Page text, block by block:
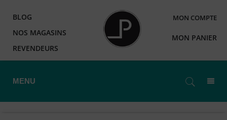
BLOG
NOS MAGASINS
REVENDEURS
MON COMPTE
MON PANIER
MENU